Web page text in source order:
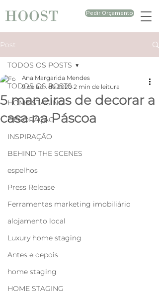
Pedir Orçamento
Post
TODOS OS POSTS
HOME STAGING
DECORAÇÃO
INSPIRAÇÃO
BEHIND THE SCENES
espelhos
Press Release
Ferramentas marketing imobiliário
alojamento local
Luxury home staging
Antes e depois
home staging
HOME STAGING
TODOS OS POSTS
5 maneiras de decorar a
casa na Páscoa
Ana Margarida Mendes
9 de abr. de 2020 2 min de leitura